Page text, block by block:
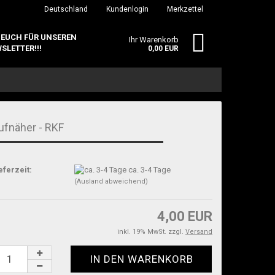
Deutschland Kundenlogin Merkzettel
FÜR UNSEREN
Ihr Warenkorb
0,00 EUR
- RKF
ca. 3-4 Tage
(Ausland abweichend)
4,00 EUR
inkl. 19% MwSt. zzgl. Versand